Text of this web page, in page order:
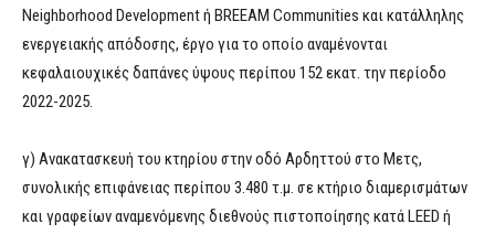
Neighborhood Development ή BREEAM Communities και κατάλληλης
ενεργειακής απόδοσης, έργο για το οποίο αναμένονται
κεφαλαιουχικές δαπάνες ύψους περίπου 152 εκατ. την περίοδο
2022-2025.
γ) Ανακατασκευή του κτηρίου στην οδό Αρδηττού στο Μετς,
συνολικής επιφάνειας περίπου 3.480 τ.μ. σε κτήριο διαμερισμάτων
και γραφείων αναμενόμενης διεθνούς πιστοποίησης κατά LEED ή